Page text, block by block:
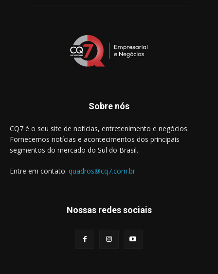
Sobre nós
CQ7 é o seu site de notícias, entretenimento e negócios.
Fornecemos notícias e acontecimentos dos principais
segmentos do mercado do Sul do Brasil.
Entre em contato: quadros@cq7.com.br
Nossas redes sociais